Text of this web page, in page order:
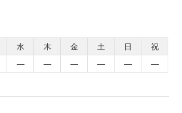
水 木 金 土 日
祝
― ― ― ― ― ―